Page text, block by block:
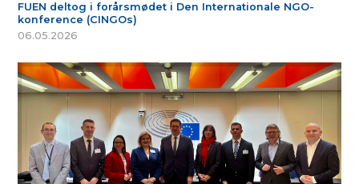
FUEN deltog i forårsmødet i Den Internationale NGO-
konference (CINGOs)
06.05.2026